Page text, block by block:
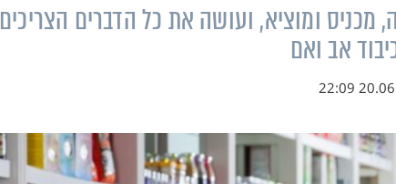
מכניס ומוציא, ועושה את כל הדברים הצריכים
אב ואם
20.06.18